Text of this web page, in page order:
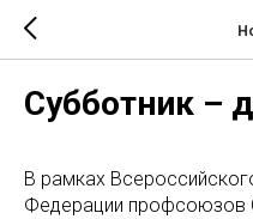
Субботник –
В рамках
Федерации профсоюзов